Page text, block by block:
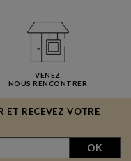
VENEZ
NOUS RENCONTRER
ET RECEVEZ VOTRE
OK